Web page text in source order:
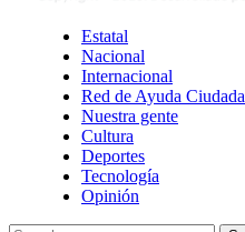
Estatal
Nacional
Internacional
Red de Ayuda
Nuestra gente
Cultura
Deportes
Tecnología
Opinión